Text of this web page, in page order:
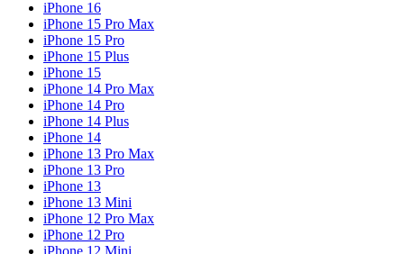
iPhone 16
iPhone 15 Pro Max
iPhone 15 Pro
iPhone 15 Plus
iPhone 15
iPhone 14 Pro Max
iPhone 14 Pro
iPhone 14 Plus
iPhone 14
iPhone 13 Pro Max
iPhone 13 Pro
iPhone 13
iPhone 13 Mini
iPhone 12 Pro Max
iPhone 12 Pro
iPhone 12 Mini